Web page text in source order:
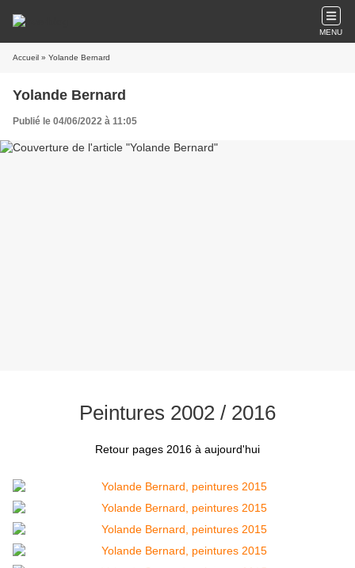
MENU
Accueil » Yolande Bernard
Yolande Bernard
Publié le 04/06/2022 à 11:05
Peintures 2002 / 2016
Retour pages 2016 à aujourd'hui